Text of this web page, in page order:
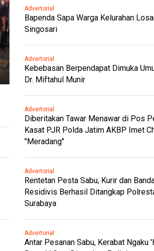
Advertorial
Bapenda Sapa Warga Kelurahan
Singosari
Advertorial
Kebebasan Berpendapat Dimuka
Dr. Miftahul Munir
Advertorial
Diberitakan Tawar Menawar di Pos
Kasat PJR Polda Jatim AKBP Imet
"Meradang"
Advertorial
Rentetan Pesta Sabu, Kurir dan
Residivis Berhasil Ditangkap
Surabaya
Advertorial
Antar Pesanan Sabu, Kerabat Ngaku